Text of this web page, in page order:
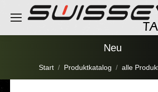
Neu
Sie befinden sich hier:
Start Produktkatalog alle